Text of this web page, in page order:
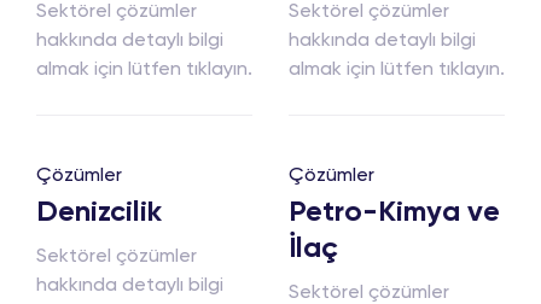
Sektörel çözümler
hakkında detaylı bilgi
almak için lütfen tıklayın.
Sektörel çözümler
hakkında detaylı bilgi
almak için lütfen tıklayın.
Çözümler
Denizcilik
Sektörel çözümler
hakkında detaylı bilgi
Çözümler
Petro-Kimya ve
İlaç
Sektörel çözümler